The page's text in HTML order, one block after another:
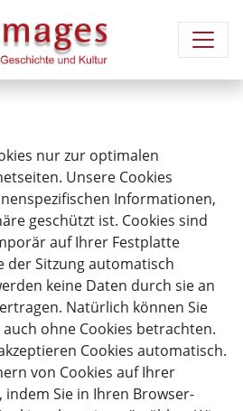
nur zur optimalen
Unsere Cookies
Informationen,
geschützt ist. Cookies sind
auf Ihrer Festplatte
der Sitzung automatisch
keine Daten durch sie an
Natürlich können Sie
ohne Cookies betrachten.
Cookies automatisch.
von Cookies auf Ihrer
Sie in Ihren Browser-